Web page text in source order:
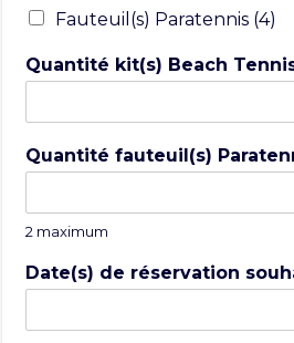
Fauteuil(s) Paratennis (4)
Quantité kit(s) Beach
Quantité fauteuil(s)
2 maximum
Date(s) de réservation